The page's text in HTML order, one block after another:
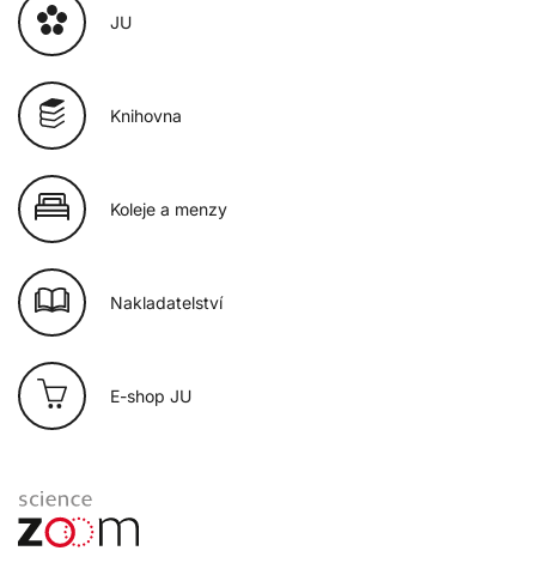
JU
Knihovna
Koleje a menzy
Nakladatelství
E-shop JU